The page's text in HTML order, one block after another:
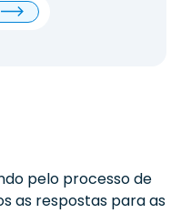
pelo processo de
as respostas para as